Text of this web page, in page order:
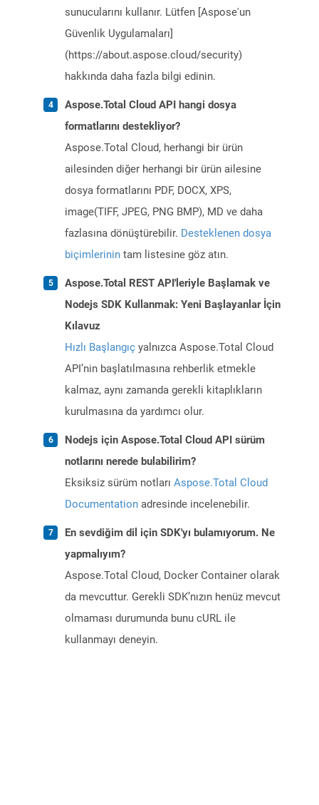
sunucularını kullanır. Lütfen [Aspose'un
Güvenlik Uygulamaları]
(https://about.aspose.cloud/security)
hakkında daha fazla bilgi edinin.
Aspose.Total Cloud API hangi dosya
formatlarını destekliyor?
Aspose.Total Cloud, herhangi bir ürün
ailesinden diğer herhangi bir ürün ailesine
dosya formatlarını PDF, DOCX, XPS,
image(TIFF, JPEG, PNG BMP), MD ve daha
fazlasına dönüştürebilir. Desteklenen dosya
biçimlerinin tam listesine göz atın.
Aspose.Total REST API'leriyle Başlamak ve
Nodejs SDK Kullanmak: Yeni Başlayanlar İçin
Kılavuz
Hızlı Başlangıç yalnızca Aspose.Total Cloud
API’nin başlatılmasına rehberlik etmekle
kalmaz, aynı zamanda gerekli kitaplıkların
kurulmasına da yardımcı olur.
Nodejs için Aspose.Total Cloud API sürüm
notlarını nerede bulabilirim?
Eksiksiz sürüm notları Aspose.Total Cloud
Documentation adresinde incelenebilir.
En sevdiğim dil için SDK'yı bulamıyorum. Ne
yapmalıyım?
Aspose.Total Cloud, Docker Container olarak
da mevcuttur. Gerekli SDK’nızın henüz mevcut
olmaması durumunda bunu cURL ile
kullanmayı deneyin.